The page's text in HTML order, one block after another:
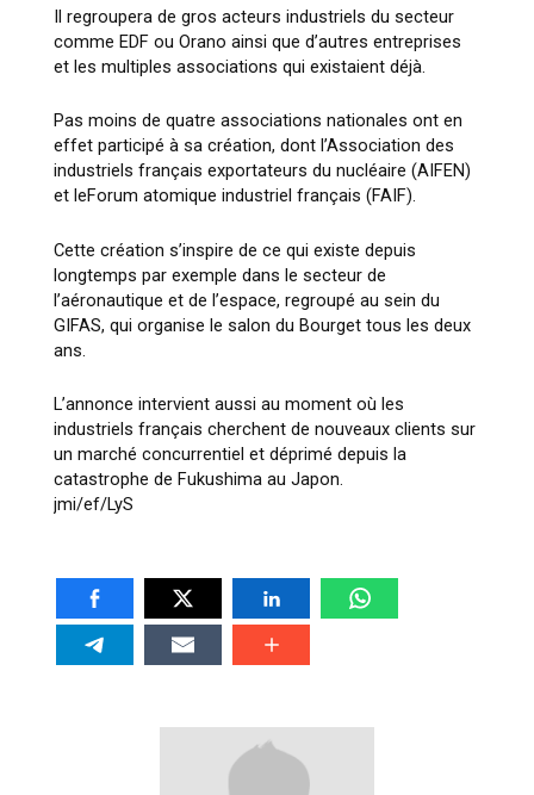
Il regroupera de gros acteurs industriels du secteur
comme EDF ou Orano ainsi que d’autres entreprises
et les multiples associations qui existaient déjà.
Pas moins de quatre associations nationales ont en
effet participé à sa création, dont l’Association des
industriels français exportateurs du nucléaire (AIFEN)
et leForum atomique industriel français (FAIF).
Cette création s’inspire de ce qui existe depuis
longtemps par exemple dans le secteur de
l’aéronautique et de l’espace, regroupé au sein du
GIFAS, qui organise le salon du Bourget tous les deux
ans.
L’annonce intervient aussi au moment où les
industriels français cherchent de nouveaux clients sur
un marché concurrentiel et déprimé depuis la
catastrophe de Fukushima au Japon.
jmi/ef/LyS